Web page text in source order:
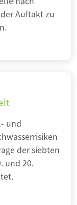
Auftakt zu
und
der siebten
und 20.